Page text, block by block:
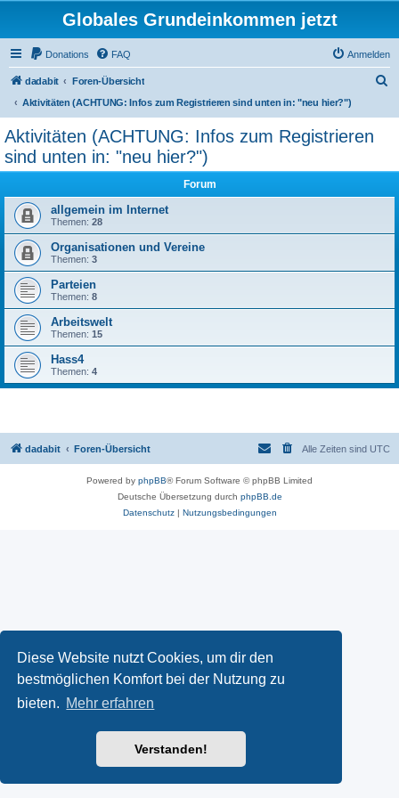
Diese Website nutzt Cookies, um dir den
bestmöglichen Komfort bei der Nutzung zu
bieten. Mehr erfahren
Verstanden!
Globales Grundeinkommen jetzt
Donations FAQ Anmelden
dadabit
Foren-Übersicht
Aktivitäten (ACHTUNG: Infos zum Registrieren sind unten in: "neu hier?")
Aktivitäten (ACHTUNG: Infos zum Registrieren
sind unten in: "neu hier?")
Forum
allgemein im Internet
Themen: 28
Organisationen und Vereine
Themen: 3
Parteien
Themen: 8
Arbeitswelt
Themen: 15
Hass4
Themen: 4
dadabit Foren-Übersicht Alle Zeiten sind UTC
Powered by phpBB® Forum Software © phpBB Limited
Deutsche Übersetzung durch phpBB.de
Datenschutz| Nutzungsbedingungen